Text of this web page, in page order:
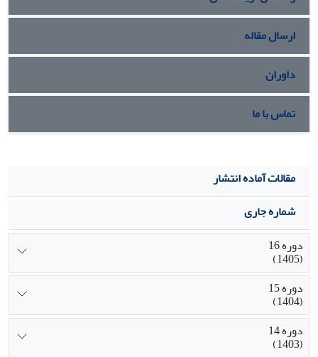
ارسال مقاله
داوران
تماس با ما
مقالات آماده انتشار
شماره جاری
دوره 16
(1405)
دوره 15
(1404)
دوره 14
(1403)